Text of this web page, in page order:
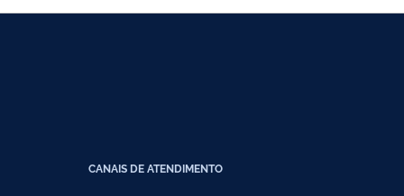
CANAIS DE ATENDIMENTO